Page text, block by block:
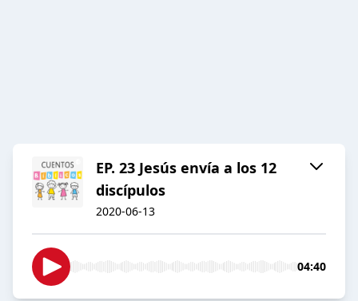
EP. 23 Jesús envía a los 12
discípulos
2020-06-13
04:40